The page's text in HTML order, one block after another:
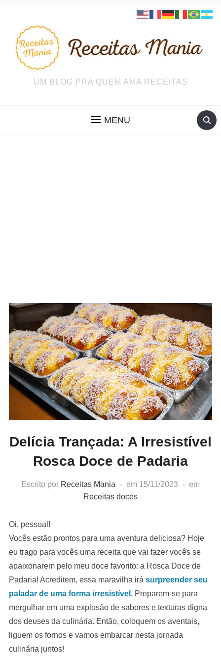
UM BLOG PRA QUEM AMA RECEITAS
MENU
Delícia Trançada: A Irresistível
Rosca Doce de Padaria
Escrito por Receitas Mania em 15/11/2023
em
Receitas doces
Oi, pessoal!
Vocês estão prontos para uma aventura deliciosa? Hoje
eu trago para vocês uma receita que vai fazer vocês se
apaixonarem pelo meu doce favorito: a Rosca Doce de
Padaria! Acreditem, essa maravilha irá surpreender seu
paladar de uma forma irresistível.Preparem-se para
mergulhar em uma explosão de sabores e texturas digna
dos deuses da culinária. Então, coloquem os aventais,
liguem os fornos e vamos embarcar nesta jornada
culinária juntos!